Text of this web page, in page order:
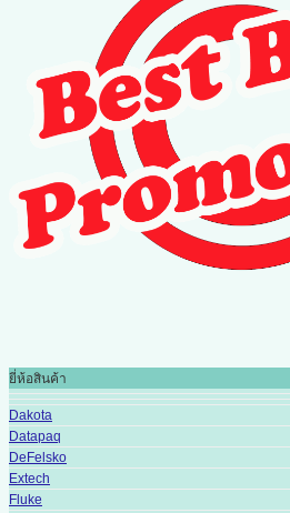
ยี่ห้อสินค้า
Dakota
Datapaq
DeFelsko
Extech
Fluke